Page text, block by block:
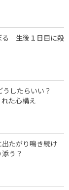
る 生後１日目に殺
うしたらいい？
た心構え
たがり鳴き続け
う？